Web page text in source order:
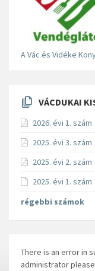
A Vác és Vidéke
VÁCDUKAI
2026. évi 1. szám
2025. évi 3. szám
2025. évi 2. szám
2025. évi 1. szám
régebbi számok
There is an error in
administrator